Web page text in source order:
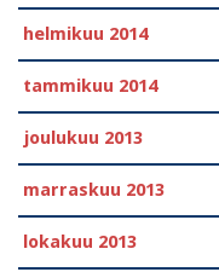
helmikuu 2014
tammikuu 2014
joulukuu 2013
marraskuu 2013
lokakuu 2013